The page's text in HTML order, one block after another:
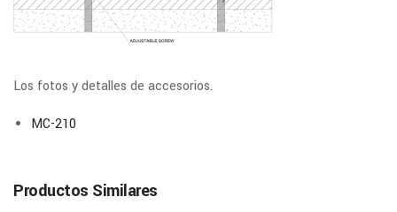
Los fotos y detalles de accesorios.
MC-210
Productos Similares